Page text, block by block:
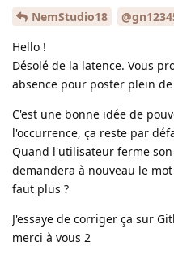
NemStudio18
Hello !
Désolé de la latence. Vous
absence pour poster plein
C'est une bonne idée de
l'occurrence, ça reste par
Quand l'utilisateur ferme
demandera à nouveau le
faut plus ?
J'essaye de corriger ça sur
merci à vous 2